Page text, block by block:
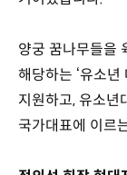
양궁 꿈나무들을
해당하는 ‘유소년
지원하고, 유소
국가대표에 이르